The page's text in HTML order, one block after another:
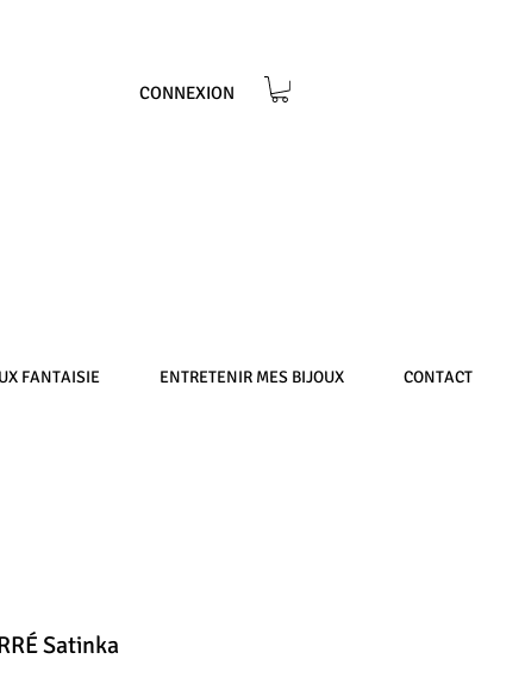
CONNEXION
FANTAISIE ENTRETENIR MES BIJOUX CONTACT
Satinka